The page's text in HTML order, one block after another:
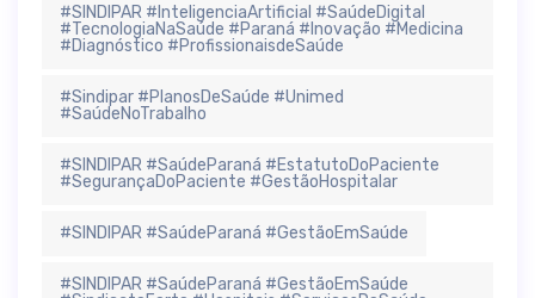
#SINDIPAR #InteligenciaArtificial #SaúdeDigital
#TecnologiaNaSaúde #Paraná #Inovação #Medicina
#Diagnóstico #ProfissionaisdeSaúde
#Sindipar #PlanosDeSaúde #Unimed
#SaúdeNoTrabalho
#SINDIPAR #SaúdeParaná #EstatutoDoPaciente
#SegurançaDoPaciente #GestãoHospitalar
#SINDIPAR #SaúdeParaná #GestãoEmSaúde
#SINDIPAR #SaúdeParaná #GestãoEmSaúde